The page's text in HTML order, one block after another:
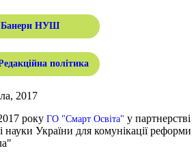
Банери НУШ
політика
2017
року ГО "Смарт Освіта" у партнерстві
науки України для комунікації реформи